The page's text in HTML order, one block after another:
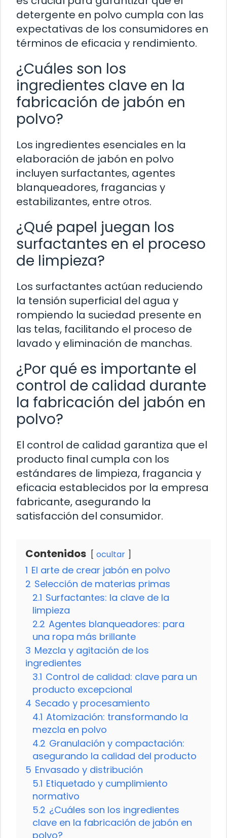
detergente en polvo cumpla con las
expectativas de los consumidores en
términos de eficacia y rendimiento.
¿Cuáles son los
ingredientes clave en la
fabricación de jabón en
polvo?
Los ingredientes esenciales en la
elaboración de jabón en polvo
incluyen surfactantes, agentes
blanqueadores, fragancias y
estabilizantes, entre otros.
¿Qué papel juegan los
surfactantes en el proceso
de limpieza?
Los surfactantes actúan reduciendo
la tensión superficial del agua y
rompiendo la suciedad presente en
las telas, facilitando el proceso de
lavado y eliminación de manchas.
¿Por qué es importante el
control de calidad durante
la fabricación del jabón en
polvo?
El control de calidad garantiza que el
producto final cumpla con los
estándares de limpieza, fragancia y
eficacia establecidos por la empresa
fabricante, asegurando la
satisfacción del consumidor.
Contenidos ocultar
1 El arte de crear jabón en polvo
2 Selección de materias primas
2.1 Surfactantes: la clave de la
limpieza
2.2 Agentes blanqueadores: para
una ropa más brillante
3 Mezcla y agitación de los
ingredientes
3.1 Control de calidad: clave para un
producto excepcional
4 Secado y procesamiento
4.1 Atomización: transformando la
mezcla en polvo
4.2 Granulación y compactación:
asegurando la calidad del producto
5 Envasado y distribución
5.1 Etiquetado y cumplimiento
normativo
5.2 ¿Cuáles son los ingredientes
clave en la fabricación de jabón en
polvo?